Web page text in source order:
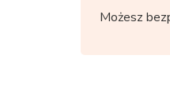
Możesz